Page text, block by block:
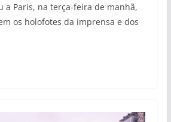
a Paris, na terça-feira de manhã,
os holofotes da imprensa e dos